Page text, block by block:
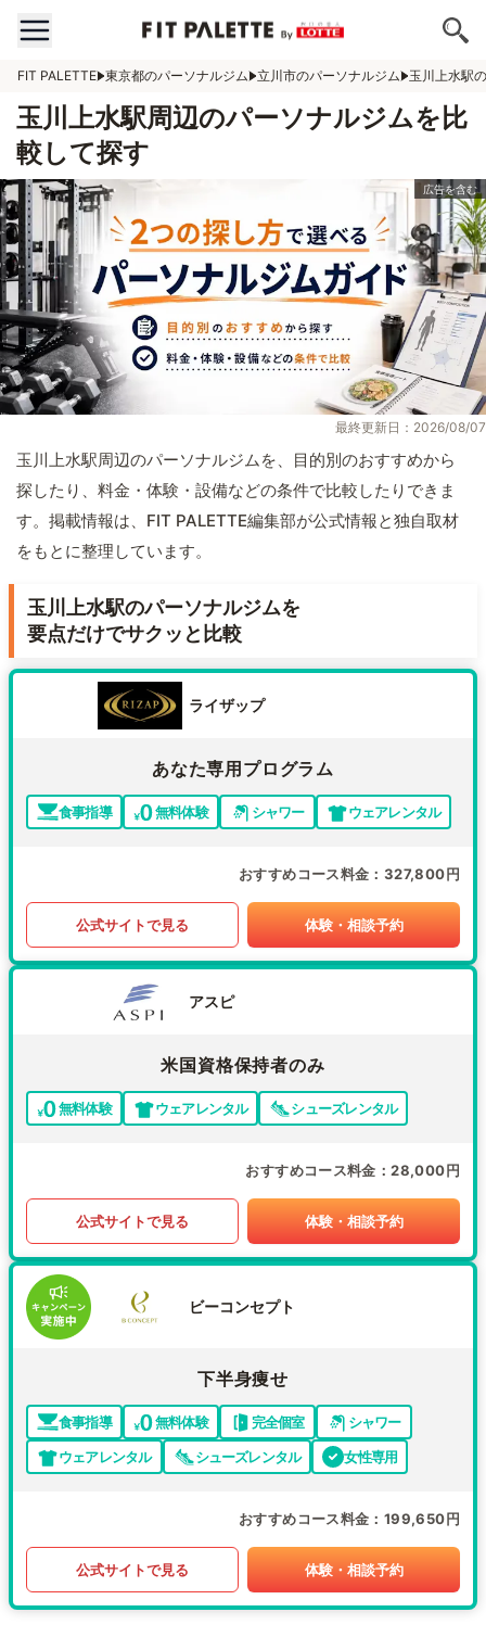
FIT PALETTE 東京都のパーソナルジム 立川市のパーソナルジム 玉川上水駅
玉川上水駅周辺のパーソナルジムを比
較して探す
最終更新日：2026/08/07
玉川上水駅周辺のパーソナルジムを、目的別のおすすめから
探したり、料金・体験・設備などの条件で比較したりできま
す。掲載情報は、FIT PALETTE編集部が公式情報と独自取材
をもとに整理しています。
玉川上水駅のパーソナルジムを
要点だけでサクッと比較
ライザップ
あなた専用プログラム
食事指導 無料体験 シャワー ウェアレンタル
おすすめコース料金 327,800円
公式サイトで見る 体験・相談予約
アスピ
米国資格保持者のみ
無料体験 ウェアレンタル シューズレンタル
おすすめコース料金 28,000円
公式サイトで見る 体験・相談予約
ビーコンセプト
下半身痩せ
食事指導 無料体験 完全個室
シャワー
ウェアレンタル
シューズレンタル 女性専用
おすすめコース料金 199,650円
公式サイトで見る 体験・相談予約